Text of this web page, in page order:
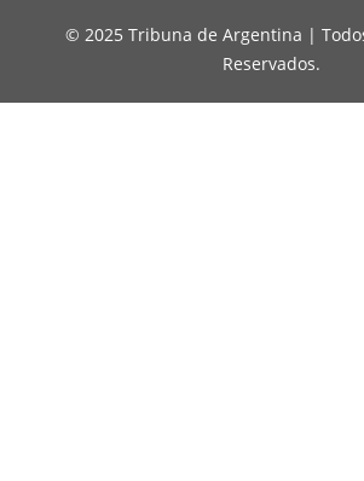
© 2025 Tribuna de Argentina |
Reservados.